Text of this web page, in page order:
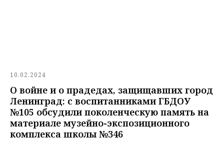
10.02.2024
О войне и о прадедах, защищавших город
Ленинград: с воспитанниками ГБДОУ
№105 обсудили поколенческую память на
материале музейно-экспозиционного
комплекса школы №346